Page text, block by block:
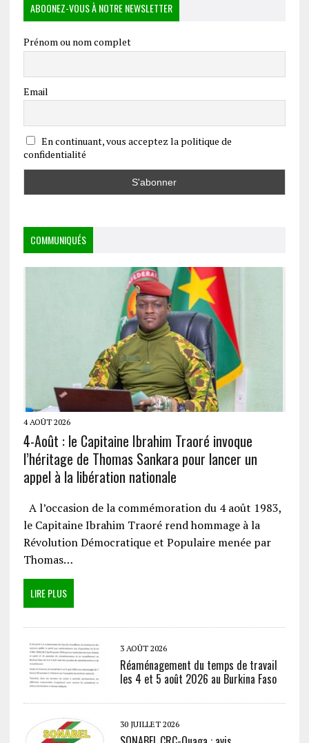
ABOONEZ-VOUS À NOTRE NEWSLETTER
Prénom ou nom complet
Email
En continuant, vous acceptez la politique de
confidentialité
COMMUNIQUÉS
4 AOÛT 2026
4-Août : le Capitaine Ibrahim Traoré invoque
l’héritage de Thomas Sankara pour lancer un
appel à la libération nationale
A l’occasion de la commémoration du 4 août 1983,
le Capitaine Ibrahim Traoré rend hommage à la
Révolution Démocratique et Populaire menée par
Thomas…
LIRE PLUS
3 AOÛT 2026
Réaménagement du temps de travail
les 4 et 5 août 2026 au Burkina Faso
30 JUILLET 2026